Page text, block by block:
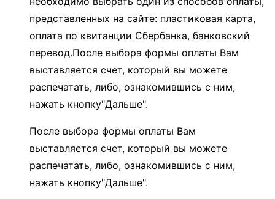
представленных на сайте: пластиковая карта,
оплата по квитанции Сбербанка, банковский
перевод.После выбора формы оплаты Вам
выставляется счет, который вы можете
распечатать, либо, ознакомившись с ним,
нажать кнопку"Дальше".
После выбора формы оплаты Вам
выставляется счет, который вы можете
распечатать, либо, ознакомившись с ним,
нажать кнопку"Дальше".